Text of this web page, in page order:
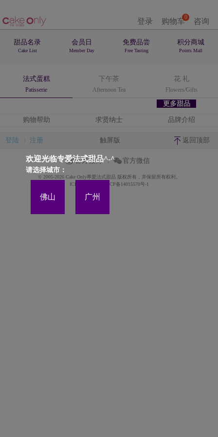
登录 0
购物车 咨询
甜品名录
Cake List
会员日
Member Day
免费品尝
Free Tasting
积分商城
Points Mall
法式蛋糕
Patisserie
下午茶
Afternoon Tea
花.礼
Flowers/Gifts
更多甜品
欢迎光临专爱法式甜品^-^
请选择城市：
佛山 广州
购物帮助 求贤纳士 品牌介绍
登陆 注册 触屏版 返回顶部
官方微博 官方微信
© 2005-2026 Cake Only專愛法式甜品 版权所有，并保留所有权利。
ICP备案证书号:粤ICP备14015570号-1